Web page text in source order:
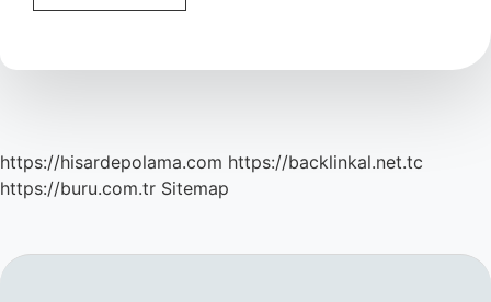
Öğrencisi
https://hisardepolama.com https://backlinkal.net.tc
https://buru.com.tr Sitemap